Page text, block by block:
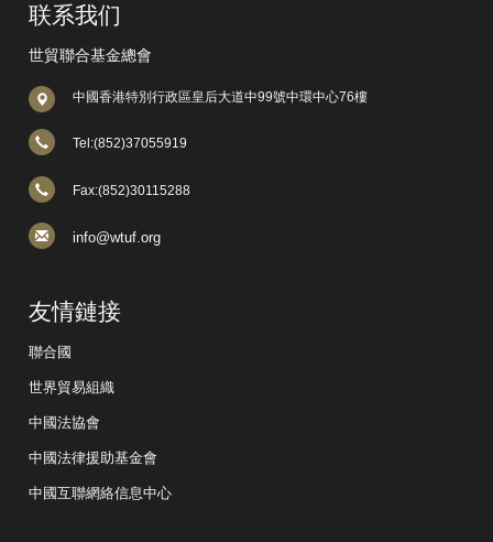
联系我们
世貿聯合基金總會
中國香港特別行政區皇后大道中99號中環中心76樓
Tel:(852)37055919
Fax:(852)30115288
info@wtuf.org
友情鏈接
聯合國
世界貿易組織
中國法協會
中國法律援助基金會
中國互聯網絡信息中心